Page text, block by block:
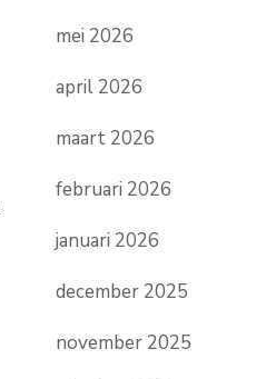
mei 2026
april 2026
maart 2026
februari 2026
januari 2026
december 2025
november 2025